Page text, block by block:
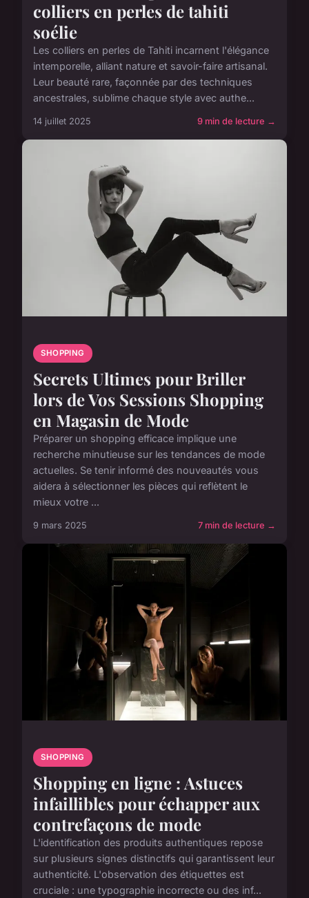
colliers en perles de tahiti
soélie
Les colliers en perles de Tahiti incarnent l'élégance
intemporelle, alliant nature et savoir-faire artisanal.
Leur beauté rare, façonnée par des techniques
ancestrales, sublime chaque style avec authe...
14 juillet 2025 9 min de lecture →
SHOPPING
Secrets Ultimes pour Briller
lors de Vos Sessions Shopping
en Magasin de Mode
Préparer un shopping efficace implique une
recherche minutieuse sur les tendances de mode
actuelles. Se tenir informé des nouveautés vous
aidera à sélectionner les pièces qui reflètent le
mieux votre ...
9 mars 2025 7 min de lecture →
SHOPPING
Shopping en ligne : Astuces
infaillibles pour échapper aux
contrefaçons de mode
L'identification des produits authentiques repose
sur plusieurs signes distinctifs qui garantissent leur
authenticité. L'observation des étiquettes est
cruciale : une typographie incorrecte ou des inf...